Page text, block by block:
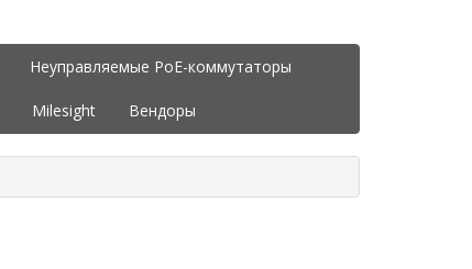
Неуправляемые PoE-коммутаторы
Milesight Вендоры